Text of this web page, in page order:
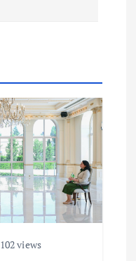
102 views